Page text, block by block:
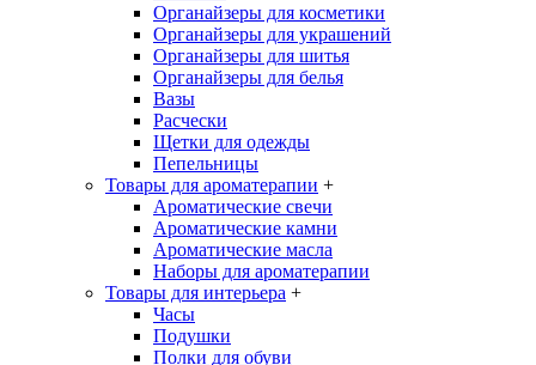
Органайзеры для косметики
Органайзеры для украшений
Органайзеры для шитья
Органайзеры для белья
Вазы
Расчески
Щетки для одежды
Пепельницы
Товары для ароматерапии +
Ароматические свечи
Ароматические камни
Ароматические масла
Наборы для ароматерапии
Товары для интерьера +
Часы
Подушки
Полки для обуви